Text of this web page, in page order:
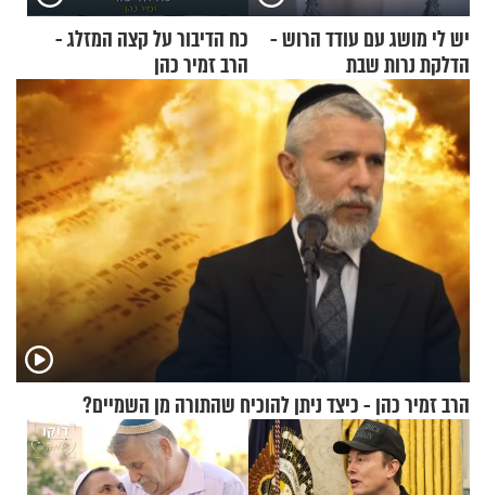
יש לי מושג עם עודד הרוש -
הדלקת נרות שבת
כח הדיבור על קצה המזלג -
הרב זמיר כהן
הרב זמיר כהן - כיצד ניתן להוכיח שהתורה מן השמיים?